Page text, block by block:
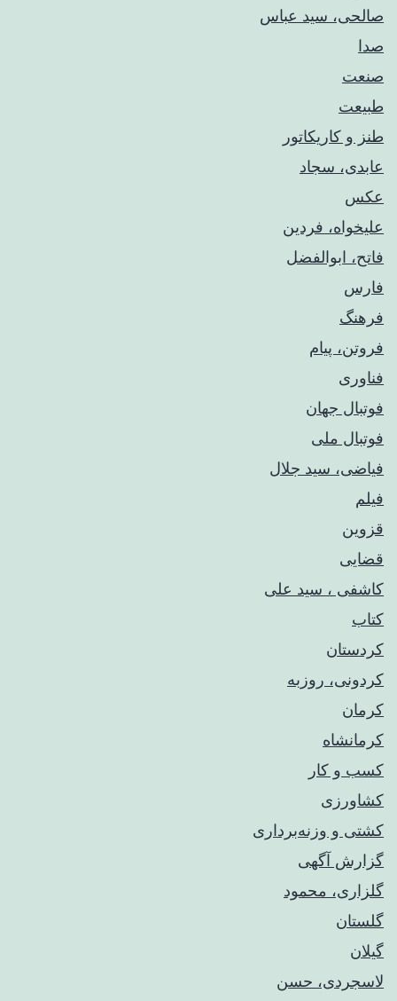
صالحی، سید عباس
صدا
صنعت
طبیعت
طنز و کاریکاتور
عابدی، سجاد
عکس
علیخواه، فردین
فاتح، ابوالفضل
فارس
فرهنگ
فروتن، پیام
فناوری
فوتبال جهان
فوتبال ملی
فیاضی، سید جلال
فیلم
قزوین
قضایی
کاشفی ، سید علی
کتاب
کردستان
کردونی، روزبه
کرمان
کرمانشاه
کسب و کار
کشاورزی
کشتی و وزنه‌برداری
گزارش آگهی
گلزاری، محمود
گلستان
گیلان
لاسجردی، حسن